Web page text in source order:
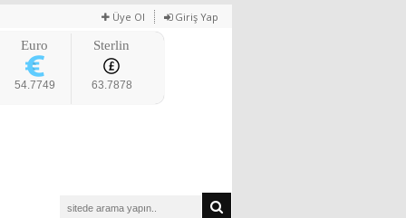
Üye Ol Giriş Yap
Euro
54.7749
Sterlin
63.7878